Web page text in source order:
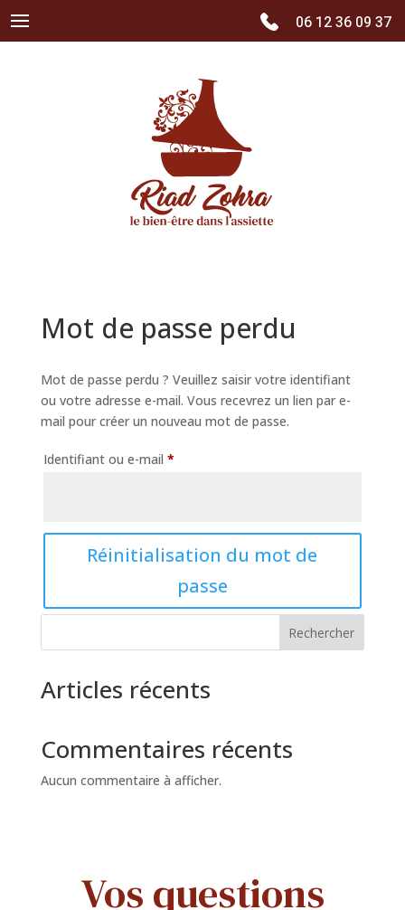
06 12 36 09 37
Mot de passe perdu
Mot de passe perdu ? Veuillez saisir votre identifiant
ou votre adresse e-mail. Vous recevrez un lien par e-
mail pour créer un nouveau mot de passe.
Identifiant ou e-mail *Obligatoire
Réinitialisation du mot de
passe
Rechercher
Articles récents
Commentaires récents
Aucun commentaire à afficher.
Vos questions